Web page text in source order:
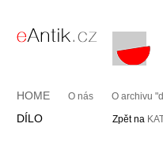
HOME O nás O archivu
DÍLO Zpět na